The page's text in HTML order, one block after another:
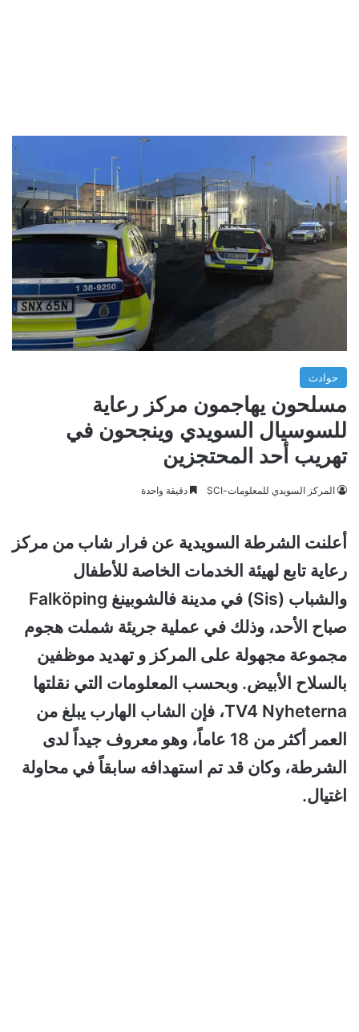
حوادث
مسلحون يهاجمون مركز رعاية
للسوسيال السويدي وينجحون في
تهريب أحد المحتجزين
المركز السويدي للمعلومات-SCI دقيقة واحدة
أعلنت الشرطة السويدية عن فرار شاب من مركز
رعاية تابع لهيئة الخدمات الخاصة للأطفال
والشباب (Sis) في مدينة فالشوبينغ Falköping
صباح الأحد، وذلك في عملية جريئة شملت هجوم
مجموعة مجهولة على المركز و تهديد موظفين
بالسلاح الأبيض. وبحسب المعلومات التي نقلتها
TV4 Nyheterna، فإن الشاب الهارب يبلغ من
العمر أكثر من 18 عاماً، وهو معروف جيداً لدى
الشرطة، وكان قد تم استهدافه سابقاً في محاولة
اغتيال.